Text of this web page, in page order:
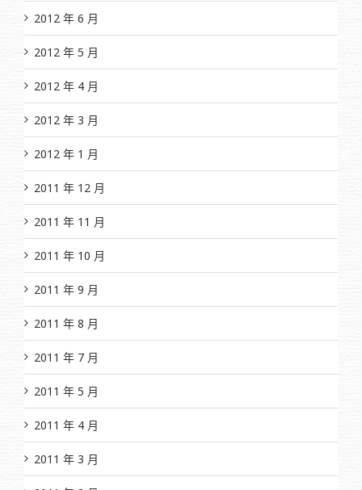
2012 年 6 月
2012 年 5 月
2012 年 4 月
2012 年 3 月
2012 年 1 月
2011 年 12 月
2011 年 11 月
2011 年 10 月
2011 年 9 月
2011 年 8 月
2011 年 7 月
2011 年 5 月
2011 年 4 月
2011 年 3 月